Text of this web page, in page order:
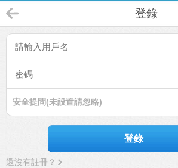
登錄
安全提問(未設置請忽略)
登錄
還沒有註冊？